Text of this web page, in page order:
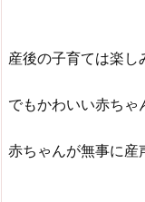
産後の子育ては楽し
でもかわいい赤ちゃ
赤ちゃんが無事に産